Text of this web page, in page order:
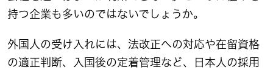
持つ企業も多いのではないでしょうか。
外国人の受け入れには、法改正への対応や在留資格
の適正判断、入国後の定着管理など、日本人の採用